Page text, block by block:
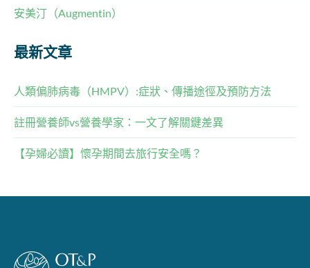
安美汀（Augmentin）
最新文章
人類偏肺病毒（HMPV）:症狀、傳播途徑及預防方法
註冊營養師vs營養學家：一文了解關鍵差異
【孕婦必讀】懷孕期間去旅行安全嗎？